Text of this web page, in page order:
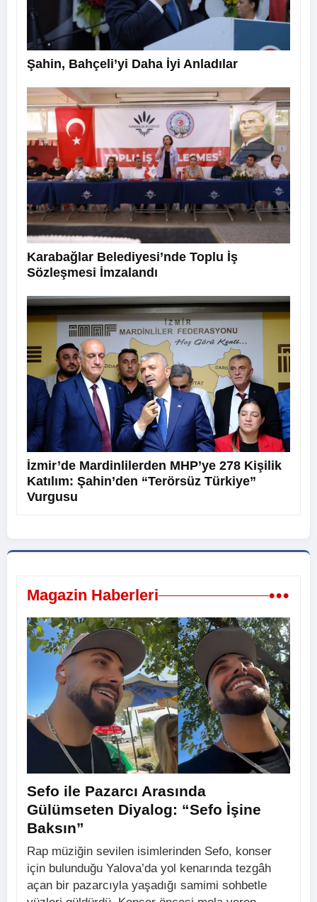
Şahin, Bahçeli’yi Daha İyi Anladılar
Karabağlar Belediyesi’nde Toplu İş
Sözleşmesi İmzalandı
İzmir’de Mardinlilerden MHP’ye 278 Kişilik
Katılım: Şahin’den “Terörsüz Türkiye”
Vurgusu
Magazin Haberleri •••
Sefo ile Pazarcı Arasında
Gülümseten Diyalog: “Sefo İşine
Baksın”
Rap müziğin sevilen isimlerinden Sefo, konser
için bulunduğu Yalova’da yol kenarında tezgâh
açan bir pazarcıyla yaşadığı samimi sohbetle